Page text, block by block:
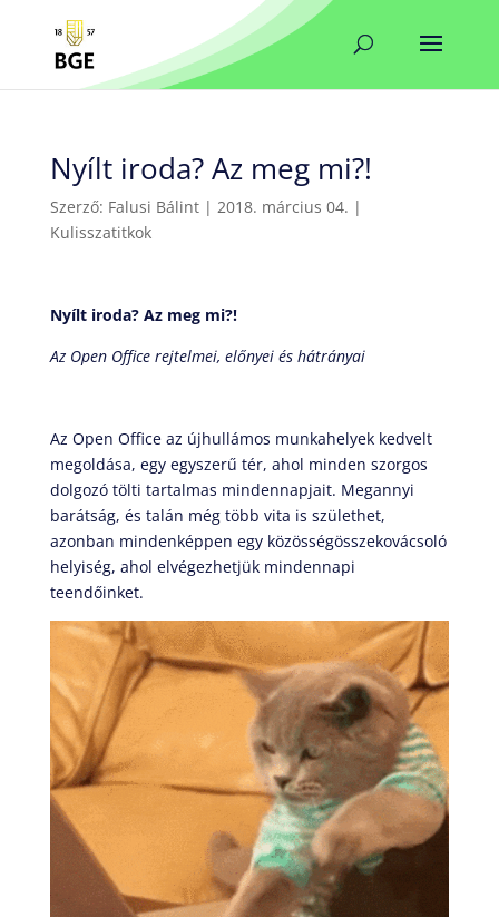
Nyílt iroda? Az meg mi?!
Szerző: Falusi Bálint| 2018. március 04. |
Kulisszatitkok
Nyílt iroda? Az meg mi?!
Az Open Office rejtelmei, előnyei és hátrányai
Az Open Office az újhullámos munkahelyek kedvelt
megoldása, egy egyszerű tér, ahol minden szorgos
dolgozó tölti tartalmas mindennapjait. Megannyi
barátság, és talán még több vita is születhet,
azonban mindenképpen egy közösségösszekovácsoló
helyiség, ahol elvégezhetjük mindennapi
teendőinket.